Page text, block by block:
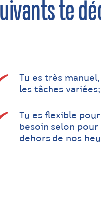
te
Tu es très
les tâches variées;
Tu es flexible
besoin selon
dehors de nos